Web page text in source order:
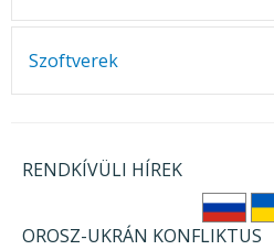
KÖZÉRDEKŰ ADATOK
JOGI SZABÁLYOZÁS,
Szoftverek
RENDKÍVÜLI HÍREK
OROSZ-UKRÁN KONFLIKTUS